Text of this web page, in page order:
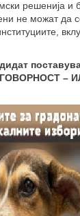
решенија и
не можат да
–